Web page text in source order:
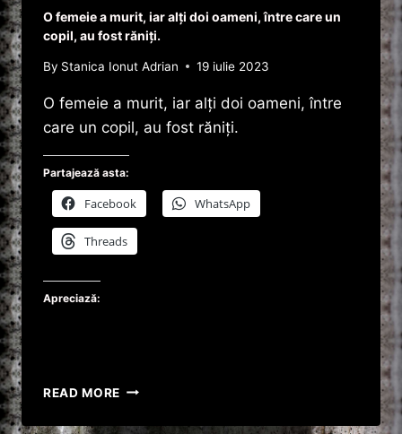
O femeie a murit, iar alți doi oameni, între care un
copil, au fost răniți.
By Stanica Ionut Adrian 19 iulie 2023
O femeie a murit, iar alți doi oameni, între
care un copil, au fost răniți.
Partajează asta:
Facebook WhatsApp
Threads
Apreciază:
READ MORE O
A